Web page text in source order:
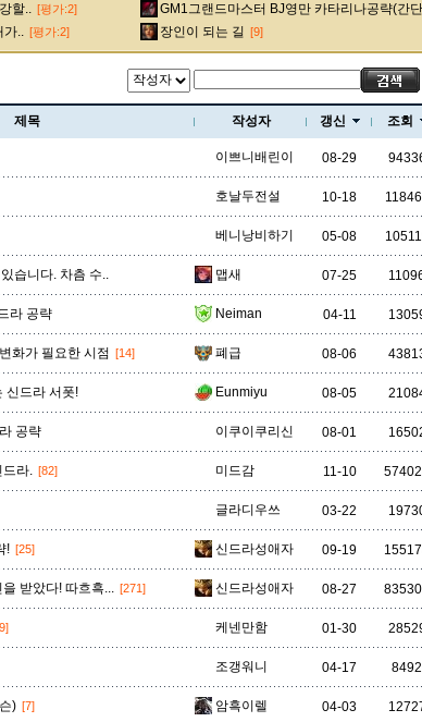
이저 모르가나 문도 박사 미스 포츈
벨베스 벨코즈 볼리베어 브라움 브라이어 브
사이온 사일러스 샤코 세
소라카 쉬바나 스웨인 스카
드 쓰레쉬 아리 아무무 아이번 아지
라 오른 오리아나 올라프 요네 요릭 우
이렐리아 이블린 이즈리얼 일라오이 자르반 4세 자
제라스
할.. [평가:2]
가.. [평가:2]
GM1그랜드마스터 BJ영만 카타리나공략(간
장인이 되는 길 [9]
제목 작성자 갱신 조회
이쁘니배린이 08-29
호날두전설 10-18
베니낭비하기 05-08
습니다. 차츰 수.. 맵새 07-25
라 공략 Neiman 04-11
화가 필요한 시점 [14] 폐급 08-06
신드라 서폿! Eunmiyu 08-05
공략 이쿠이쿠리신 08-01
드라. [82] 미드감 11-10
글라디우쓰 03-22
! [25] 신드라성애자 09-19
받았다! 따흐흑... [271] 신드라성애자 08-27
케넨만함 01-30
조갱워니 04-17 8492
) [7] 암흑이렐 04-03